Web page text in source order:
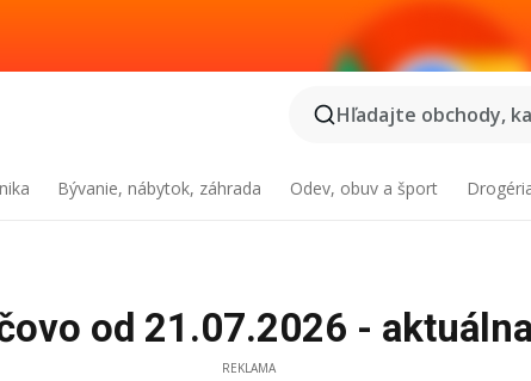
Hľadajte obchody,
Bývanie, nábytok, záhrada Odev, obuv a šport
od 21.07.2026 -
REKLAMA